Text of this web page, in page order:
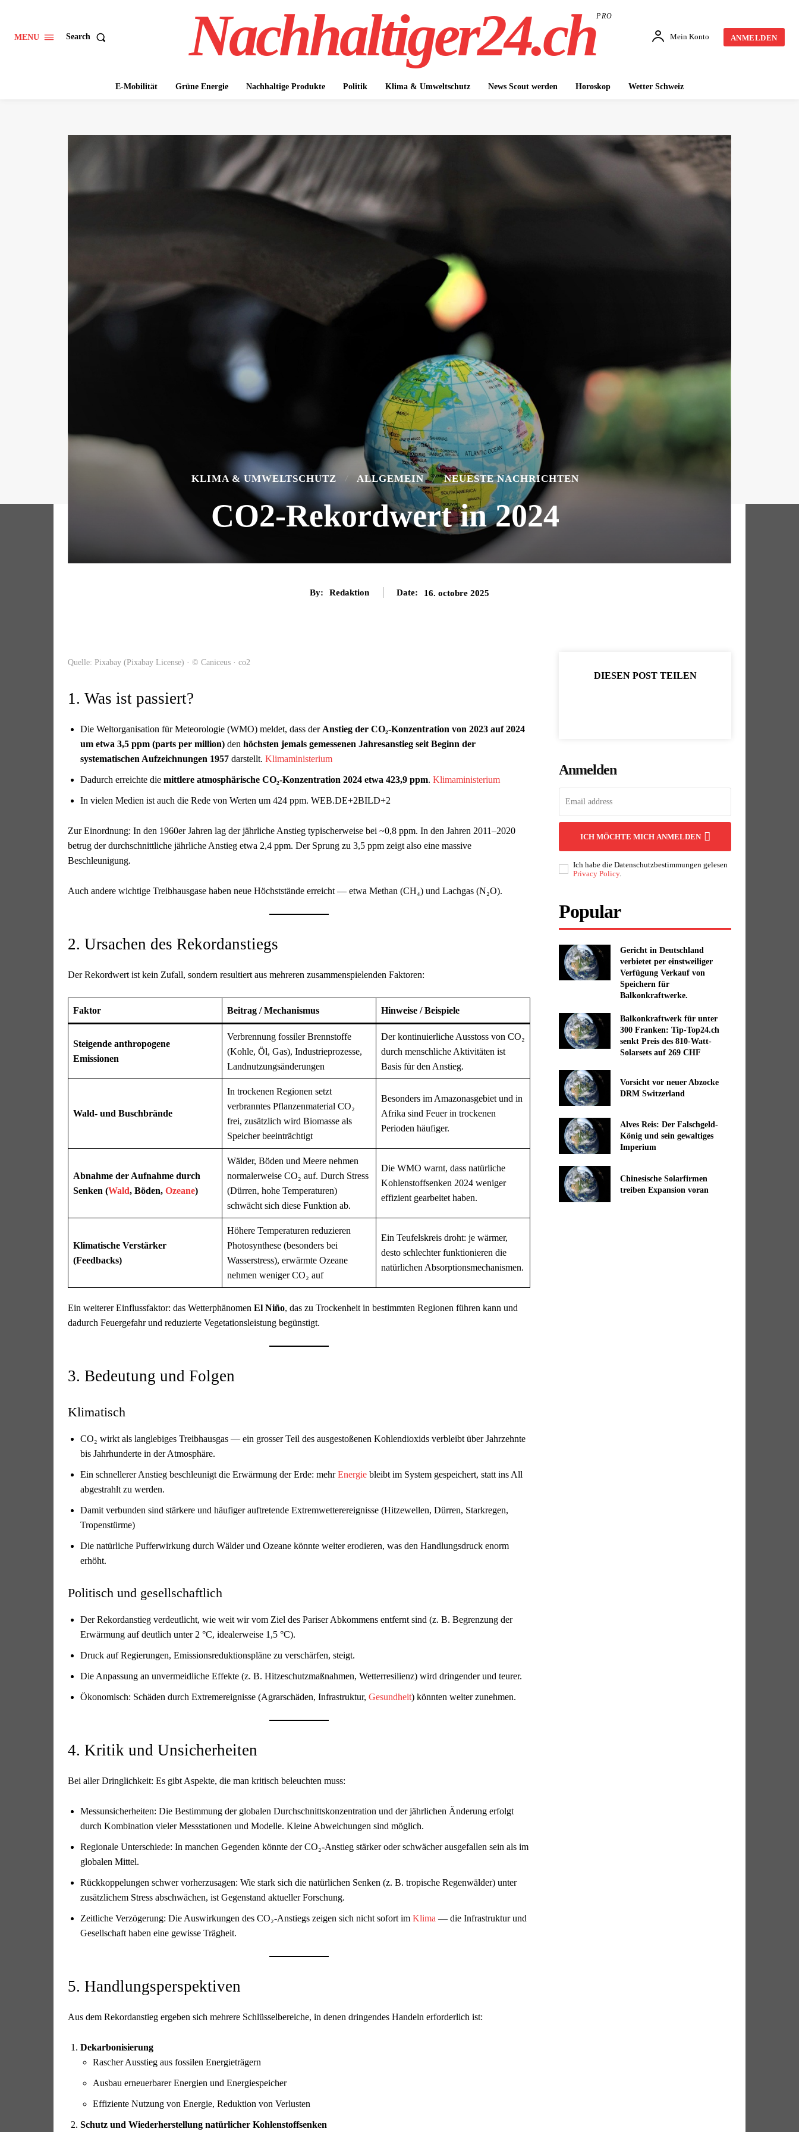
MENU Search Nachhaltiger24.chPRO
Mein Konto ANMELDEN
E-Mobilität Grüne Energie Nachhaltige Produkte Politik Klima & Umweltschutz News Scout werden Horoskop Wetter Schweiz
KLIMA & UMWELTSCHUTZ ALLGEMEIN NEUESTE NACHRICHTEN
CO2-Rekordwert in 2024
By: Redaktion Date: 16. octobre 2025
Quelle: Pixabay (Pixabay License) · © Caniceus · co2
1. Was ist passiert?
Die Weltorganisation für Meteorologie (WMO) meldet, dass der Anstieg der CO₂-Konzentration von 2023 auf 2024
um etwa 3,5 ppm (parts per million) den höchsten jemals gemessenen Jahresanstieg seit Beginn der
systematischen Aufzeichnungen 1957 darstellt. Klimaministerium
Dadurch erreichte die mittlere atmosphärische CO₂-Konzentration 2024 etwa 423,9 ppm. Klimaministerium
In vielen Medien ist auch die Rede von Werten um 424 ppm. WEB.DE+2BILD+2
Zur Einordnung: In den 1960er Jahren lag der jährliche Anstieg typischerweise bei ~0,8 ppm. In den Jahren 2011–2020
betrug der durchschnittliche jährliche Anstieg etwa 2,4 ppm. Der Sprung zu 3,5 ppm zeigt also eine massive
Beschleunigung.
Auch andere wichtige Treibhausgase haben neue Höchststände erreicht — etwa Methan (CH₄) und Lachgas (N₂O).
2. Ursachen des Rekordanstiegs
Der Rekordwert ist kein Zufall, sondern resultiert aus mehreren zusammenspielenden Faktoren:
Faktor Beitrag / Mechanismus Hinweise / Beispiele
Steigende anthropogene
Emissionen
Verbrennung fossiler Brennstoffe
(Kohle, Öl, Gas), Industrieprozesse,
Landnutzungsänderungen
Der kontinuierliche Ausstoss von CO₂
durch menschliche Aktivitäten ist
Basis für den Anstieg.
Wald- und Buschbrände
In trockenen Regionen setzt
verbranntes Pflanzenmaterial CO₂
frei, zusätzlich wird Biomasse als
Speicher beeinträchtigt
Besonders im Amazonasgebiet und in
Afrika sind Feuer in trockenen
Perioden häufiger.
Abnahme der Aufnahme durch
Senken (Wald, Böden, Ozeane)
Wälder, Böden und Meere nehmen
normalerweise CO₂ auf. Durch Stress
(Dürren, hohe Temperaturen)
schwächt sich diese Funktion ab.
Die WMO warnt, dass natürliche
Kohlenstoffsenken 2024 weniger
effizient gearbeitet haben.
Klimatische Verstärker
(Feedbacks)
Höhere Temperaturen reduzieren
Photosynthese (besonders bei
Wasserstress), erwärmte Ozeane
nehmen weniger CO₂ auf
Ein Teufelskreis droht: je wärmer,
desto schlechter funktionieren die
natürlichen Absorptionsmechanismen.
Ein weiterer Einflussfaktor: das Wetterphänomen El Niño, das zu Trockenheit in bestimmten Regionen führen kann und
dadurch Feuergefahr und reduzierte Vegetationsleistung begünstigt.
3. Bedeutung und Folgen
Klimatisch
CO₂ wirkt als langlebiges Treibhausgas — ein grosser Teil des ausgestoßenen Kohlendioxids verbleibt über Jahrzehnte
bis Jahrhunderte in der Atmosphäre.
Ein schnellerer Anstieg beschleunigt die Erwärmung der Erde: mehrEnergie bleibt im System gespeichert, statt ins All
abgestrahlt zu werden.
Damit verbunden sind stärkere und häufiger auftretende Extremwetterereignisse (Hitzewellen, Dürren, Starkregen,
Tropenstürme)
Die natürliche Pufferwirkung durch Wälder und Ozeane könnte weiter erodieren, was den Handlungsdruck enorm
erhöht.
Politisch und gesellschaftlich
Der Rekordanstieg verdeutlicht, wie weit wir vom Ziel des Pariser Abkommens entfernt sind (z. B. Begrenzung der
Erwärmung auf deutlich unter 2 °C, idealerweise 1,5 °C).
Druck auf Regierungen, Emissionsreduktionspläne zu verschärfen, steigt.
Die Anpassung an unvermeidliche Effekte (z. B. Hitzeschutzmaßnahmen, Wetterresilienz) wird dringender und teurer.
Ökonomisch: Schäden durch Extremereignisse (Agrarschäden, Infrastruktur, Gesundheit) könnten weiter zunehmen.
4. Kritik und Unsicherheiten
Bei aller Dringlichkeit: Es gibt Aspekte, die man kritisch beleuchten muss:
Messunsicherheiten: Die Bestimmung der globalen Durchschnittskonzentration und der jährlichen Änderung erfolgt
durch Kombination vieler Messstationen und Modelle. Kleine Abweichungen sind möglich.
Regionale Unterschiede: In manchen Gegenden könnte der CO₂-Anstieg stärker oder schwächer ausgefallen sein als im
globalen Mittel.
Rückkoppelungen schwer vorherzusagen: Wie stark sich die natürlichen Senken (z. B. tropische Regenwälder) unter
zusätzlichem Stress abschwächen, ist Gegenstand aktueller Forschung.
Zeitliche Verzögerung: Die Auswirkungen des CO₂-Anstiegs zeigen sich nicht sofort im Klima — die Infrastruktur und
Gesellschaft haben eine gewisse Trägheit.
5. Handlungsperspektiven
Aus dem Rekordanstieg ergeben sich mehrere Schlüsselbereiche, in denen dringendes Handeln erforderlich ist:
Dekarbonisierung
Rascher Ausstieg aus fossilen Energieträgern
Ausbau erneuerbarer Energien und Energiespeicher
Effiziente Nutzung von Energie, Reduktion von Verlusten
Schutz und Wiederherstellung natürlicher Kohlenstoffsenken
DIESEN POST TEILEN
Anmelden
ICH MÖCHTE MICH ANMELDEN
Ich habe die Datenschutzbestimmungen gelesen
Privacy Policy.
Popular
Gericht in Deutschland
verbietet per einstweiliger
Verfügung Verkauf von
Speichern für
Balkonkraftwerke.
Balkonkraftwerk für unter
300 Franken: Tip-Top24.ch
senkt Preis des 810-Watt-
Solarsets auf 269 CHF
Vorsicht vor neuer Abzocke
DRM Switzerland
Alves Reis: Der Falschgeld-
König und sein gewaltiges
Imperium
Chinesische Solarfirmen
treiben Expansion voran